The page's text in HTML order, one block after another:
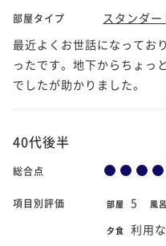
部屋タイプ
スタンダ
最近よくお世話になってお
ったです。地下からちょっ
でしたが助かりました。
40代後半
総合点
項目別評価 部屋 5 風呂
夕食 利用